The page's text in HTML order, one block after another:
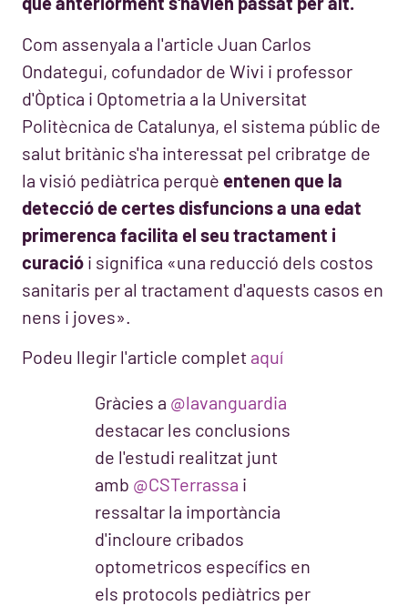
Com assenyala a l'article Juan Carlos
Ondategui, cofundador de Wivi i professor
d'Òptica i Optometria a la Universitat
Politècnica de Catalunya, el sistema públic de
salut britànic s'ha interessat pel cribratge de
la visió pediàtrica perquè entenen que la
detecció de certes disfuncions a una edat
primerenca facilita el seu tractament i
curació i significa «una reducció dels costos
sanitaris per al tractament d'aquests casos en
nens i joves».
Podeu llegir l'article complet aquí
Gràcies a @lavanguardia
destacar les conclusions
de l'estudi realitzat junt
amb @CSTerrassa i
ressaltar la importància
d'incloure cribados
optometricos específics en
els protocols pediàtrics per